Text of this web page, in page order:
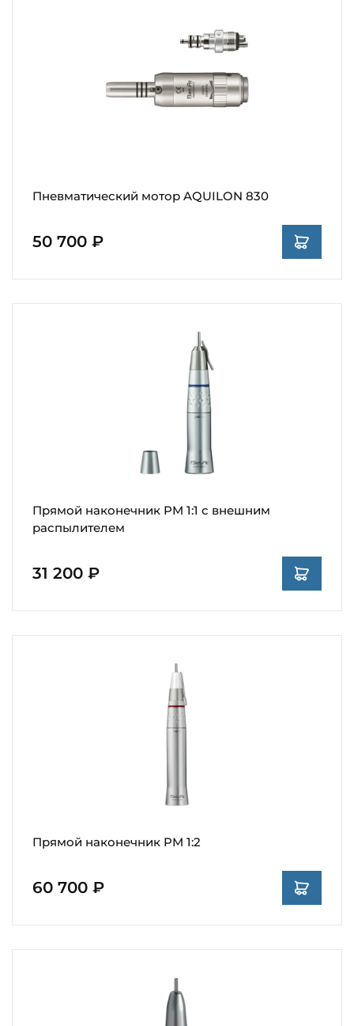
Пневматический мотор AQUILON 830
50 700 ₽
Прямой наконечник PM 1:1 с внешним
распылителем
31 200 ₽
Прямой наконечник PM 1:2
60 700 ₽